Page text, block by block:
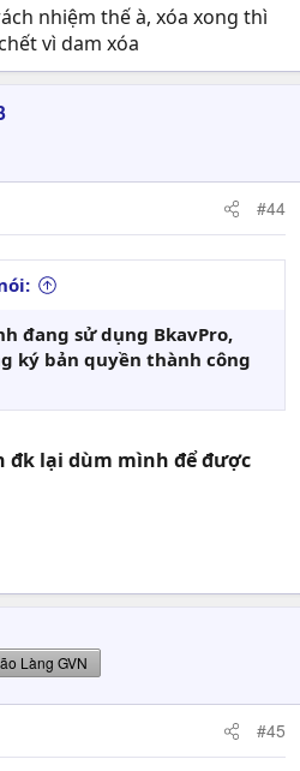
file đó quan trọng thì tôi
nhiệm thế à, xóa xong thì
vì dam xóa
#44
đang sử dụng BkavPro,
ký bản quyền thành công
đk lại dùm mình để được
Làng GVN
#45